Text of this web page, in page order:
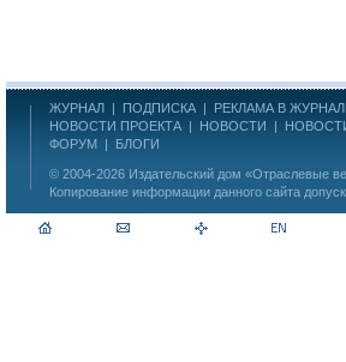
ЖУРНАЛ | ПОДПИСКА | РЕКЛАМА В
НОВОСТИ ПРОЕКТА | НОВОСТИ |
ФОРУМ | БЛОГИ
© 2004-2026 Издательский дом «Отраслевые
Копирование информации данного сайта